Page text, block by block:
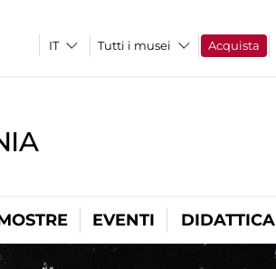
Tutti i musei Acquista
EVENTI DIDATTICA